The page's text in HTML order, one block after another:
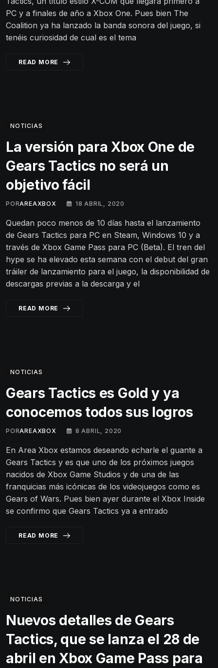
PC y a finales de año a Xbox One. Pues bien The
Coalition ya ha lanzado la banda sonora del juego, si
tenéis curiosidad de cual es el tema
READ MORE
NOTICIAS
La versión para Xbox One de
Gears Tactics no será un
objetivo fácil
PORAREAXBOX 18 ABRIL, 2020
Quedan poco menos de 10 días hasta el lanzamiento
de Gears Tactics para PC en Steam, Windows 10 y a
través de Xbox Game Pass para PC (Beta). El tren del
hype se ha elevado esta semana con el debut del gran
tráiler de lanzamiento para el juego, la disponibilidad de
descargas previas a la descarga y el
READ MORE
NOTICIAS
Gears Tactics es Gold y ya
conocemos todos sus logros
PORAREAXBOX 8 ABRIL, 2020
En Area Xbox estamos deseando echarle el guante a
Gears Tactics y es que uno de los próximos juegos
nacidos de Xbox Game Studios y de una de las
franquicias más icónicas de los videojuegos como es
Gears of Wars. Pues bien ayer durante el Xbox Inside
se confirmo que Gears Tactics ya a entrado
READ MORE
NOTICIAS
Nuevos detalles de Gears
Tactics, que se lanza el 28 de
abril en Xbox Game Pass para